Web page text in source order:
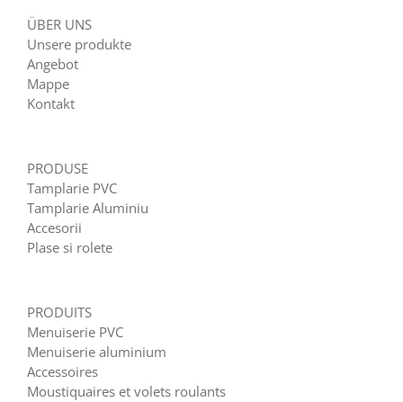
ÜBER UNS
Unsere produkte
Angebot
Mappe
Kontakt
PRODUSE
Tamplarie PVC
Tamplarie Aluminiu
Accesorii
Plase si rolete
PRODUITS
Menuiserie PVC
Menuiserie aluminium
Accessoires
Moustiquaires et volets roulants